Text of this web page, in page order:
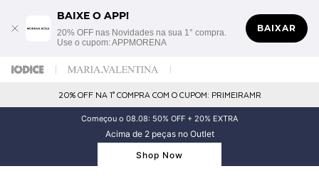
BAIXE O APP!
20% OFF nas Novidades na sua 1° compra.
Use o cupom: APPMORENA
BAIXAR
20% OFF NA 1° COMPRA COM O CUPOM: PRIMEIRAMR
Começou o 08.08: 50% OFF + 20% EXTRA
Acima de 2 peças no Outlet
Shop Now